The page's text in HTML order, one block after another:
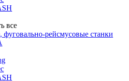
все
рейсмусовые станки